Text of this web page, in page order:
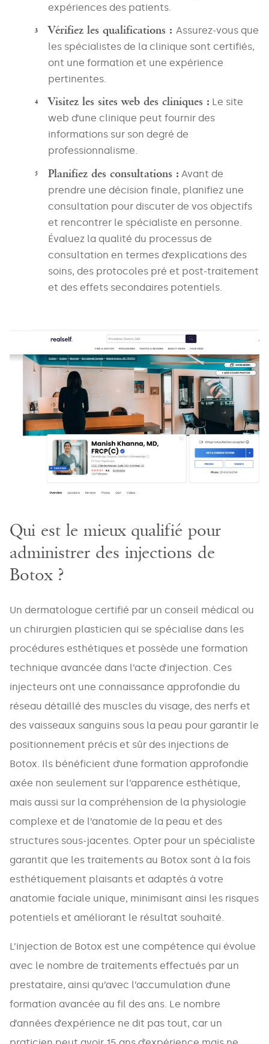
expériences des patients.
Vérifiez les qualifications : Assurez-vous que
les spécialistes de la clinique sont certifiés,
ont une formation et une expérience
pertinentes.
Visitez les sites web des cliniques : Le site
web d’une clinique peut fournir des
informations sur son degré de
professionnalisme.
Planifiez des consultations : Avant de
prendre une décision finale, planifiez une
consultation pour discuter de vos objectifs
et rencontrer le spécialiste en personne.
Évaluez la qualité du processus de
consultation en termes d’explications des
soins, des protocoles pré et post-traitement
et des effets secondaires potentiels.
Qui est le mieux qualifié pour
administrer des injections de
Botox ?
Un dermatologue certifié par un conseil médical ou
un chirurgien plasticien qui se spécialise dans les
procédures esthétiques et possède une formation
technique avancée dans l’acte d’injection. Ces
injecteurs ont une connaissance approfondie du
réseau détaillé des muscles du visage, des nerfs et
des vaisseaux sanguins sous la peau pour garantir le
positionnement précis et sûr des injections de
Botox. Ils bénéficient d’une formation approfondie
axée non seulement sur l’apparence esthétique,
mais aussi sur la compréhension de la physiologie
complexe et de l’anatomie de la peau et des
structures sous-jacentes. Opter pour un spécialiste
garantit que les traitements au Botox sont à la fois
esthétiquement plaisants et adaptés à votre
anatomie faciale unique, minimisant ainsi les risques
potentiels et améliorant le résultat souhaité.
L’injection de Botox est une compétence qui évolue
avec le nombre de traitements effectués par un
prestataire, ainsi qu’avec l’accumulation d’une
formation avancée au fil des ans. Le nombre
d’années d’expérience ne dit pas tout, car un